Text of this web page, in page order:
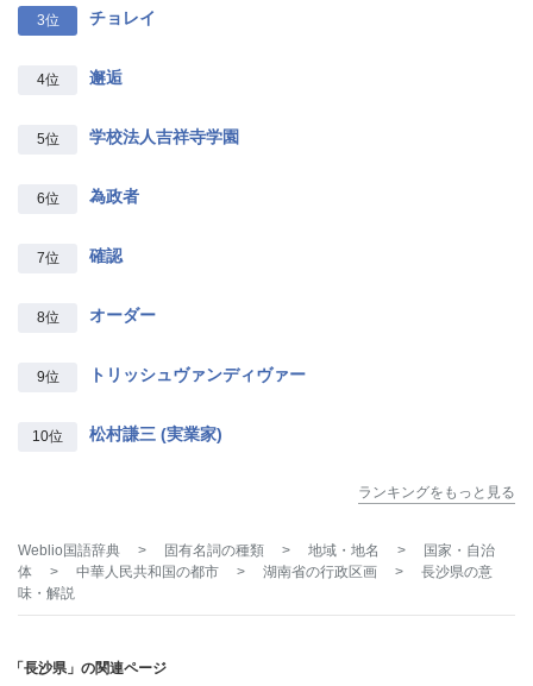
3位 チョレイ
4位 邂逅
5位 学校法人吉祥寺学園
6位 為政者
7位 確認
8位 オーダー
9位 トリッシュヴァンディヴァー
10位 松村謙三 (実業家)
ランキングをもっと見る
Weblio国語辞典 > 固有名詞の種類 > 地域・地名 >
国家・自治
体
> 中華人民共和国の都市 > 湖南省の行政区画 > 長沙県の意
味・解説
「長沙県」の関連ページ